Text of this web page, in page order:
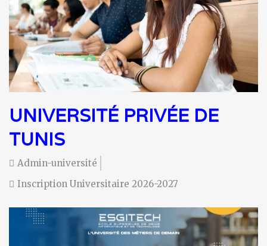
UNIVERSITÉ PRIVÉE DE
TUNIS
Admin-université
Inscription Universitaire 2026-2027